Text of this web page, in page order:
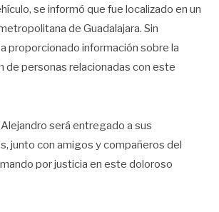
se informó que fue localizado en un
de Guadalajara. Sin
proporcionado información sobre la
de personas relacionadas con este
será entregado a sus
junto con amigos y compañeros del
por justicia en este doloroso